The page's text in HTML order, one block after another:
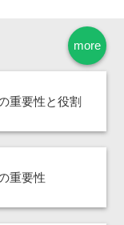
more
重要性と役割
重要性